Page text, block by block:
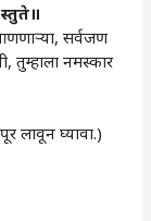
सर्वजण
तुम्हाला नमस्कार
लावून घ्यावा.)